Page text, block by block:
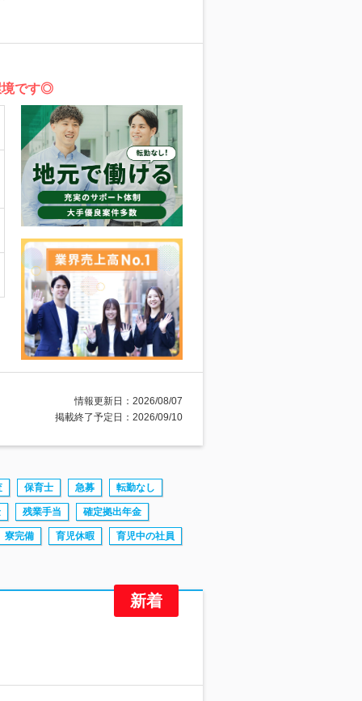
境です◎
情報更新日：2026/08/07
掲載終了予定日：2026/09/10
保育士 急募 転勤なし
残業手当 確定拠出年金
寮完備 育児休暇 育児中の社員